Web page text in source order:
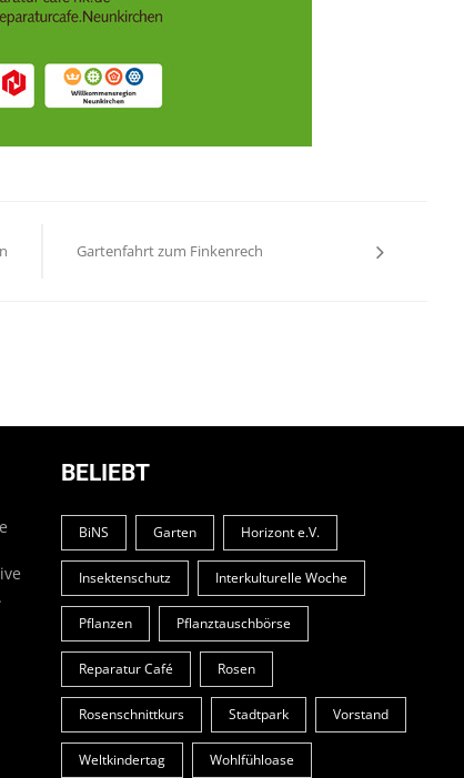
Gartenfahrt zum Finkenrech
BELIEBT
BiNS Garten Horizont e.V.
Insektenschutz Interkulturelle Woche
Pflanzen Pflanztauschbörse
Reparatur Café Rosen
Rosenschnittkurs Stadtpark Vorstand
Weltkindertag Wohlfühloase